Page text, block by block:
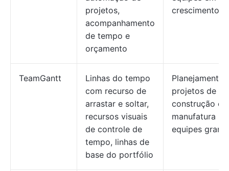
projetos,
acompanhamento
de tempo e
orçamento
crescimento
TeamGantt
Linhas do tempo
com recurso de
arrastar e soltar,
recursos visuais
de controle de
tempo, linhas de
base do portfólio
Planejamento
projetos de
construção e
manufatura
equipes